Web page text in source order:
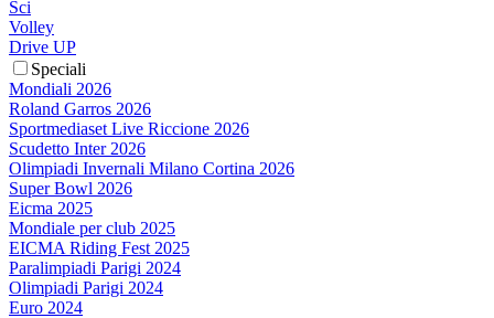
Sci
Volley
Drive UP
Speciali
Mondiali 2026
Roland Garros 2026
Sportmediaset Live Riccione 2026
Scudetto Inter 2026
Olimpiadi Invernali Milano Cortina 2026
Super Bowl 2026
Eicma 2025
Mondiale per club 2025
EICMA Riding Fest 2025
Paralimpiadi Parigi 2024
Olimpiadi Parigi 2024
Euro 2024